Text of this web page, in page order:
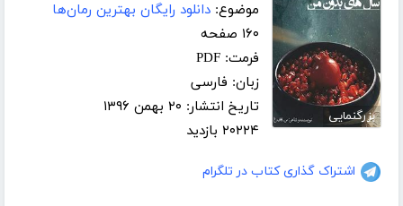
بزرگنمایی
موضوع: دانلود رایگان بهترین رمان‌ها
۱۶۰ صفحه
فرمت: PDF
زبان: فارسی
تاریخ انتشار: ۲۰ بهمن ۱۳۹۶
۲۰۲۲۴ بازدید
اشتراک گذاری کتاب در تلگرام